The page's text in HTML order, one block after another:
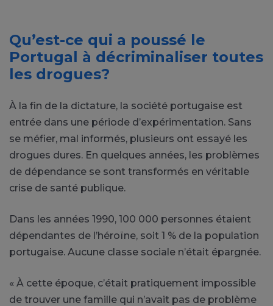
Qu’est-ce qui a poussé le
Portugal à décriminaliser toutes
les drogues?
À la fin de la dictature, la société portugaise est
entrée dans une période d’expérimentation. Sans
se méfier, mal informés, plusieurs ont essayé les
drogues dures. En quelques années, les problèmes
de dépendance se sont transformés en véritable
crise de santé publique.
Dans les années 1990, 100 000 personnes étaient
dépendantes de l’héroïne, soit 1 % de la population
portugaise. Aucune classe sociale n’était épargnée.
« À cette époque, c’était pratiquement impossible
de trouver une famille qui n’avait pas de problème